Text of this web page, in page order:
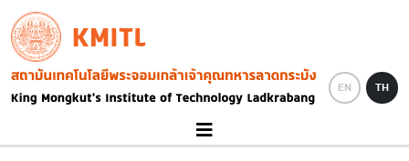
Skip to main content
KMITL
Image
EN TH